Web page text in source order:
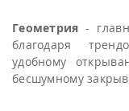
Геометрия -
благодаря
удобному
бесшумному